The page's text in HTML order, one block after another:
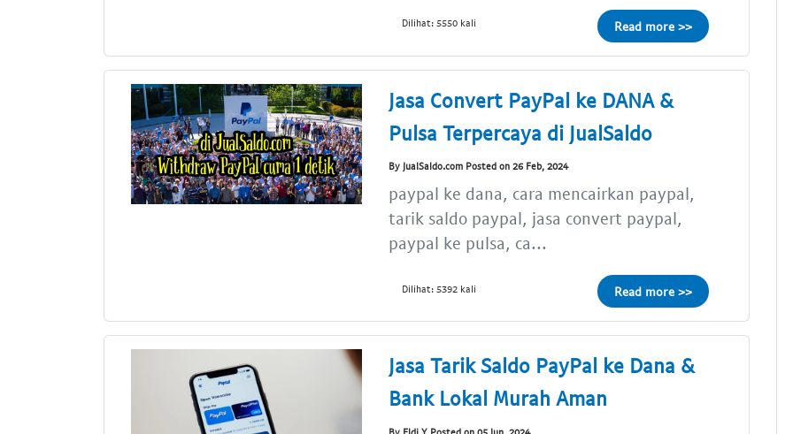
Dilihat: 5550 kali Read more >>
Jasa Convert PayPal ke DANA &
Pulsa Terpercaya di JualSaldo
By JualSaldo.com Posted on 26 Feb, 2024
paypal ke dana, cara mencairkan paypal,
tarik saldo paypal, jasa convert paypal,
paypal ke pulsa, ca...
Dilihat: 5392 kali Read more >>
Jasa Tarik Saldo PayPal ke Dana &
Bank Lokal Murah Aman
By Eldi Y Posted on 05 Jun, 2024